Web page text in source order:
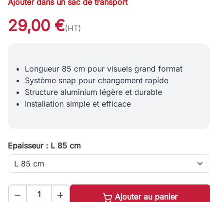
29,00 €(HT)
Longueur 85 cm pour visuels grand format
Système snap pour changement rapide
Structure aluminium légère et durable
Installation simple et efficace
Epaisseur : L 85 cm
  Ajouter au panier